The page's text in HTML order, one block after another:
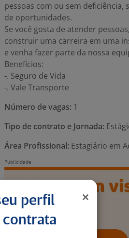
pessoas com ou sem
de oportunidades.
Se você gosta de atender
construir uma carreira em uma
e venha fazer parte da nossa
Benefícios:
-. Seguro de Vida
-. Vale Transporte
Número de vagas: 1
Tipo de contrato e Jornada:
Área Profissional: Estagiário em
perfil
contrata